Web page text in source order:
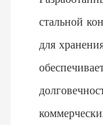
стальной
для